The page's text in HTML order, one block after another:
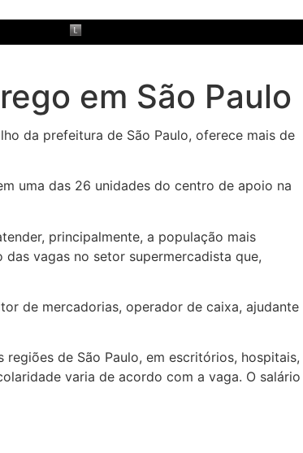
em São Paulo
da prefeitura de São Paulo, oferece mais de
uma das 26 unidades do centro de apoio na
principalmente, a população mais
das vagas no setor supermercadista que,
de mercadorias, operador de caixa, ajudante
de São Paulo, em escritórios, hospitais,
varia de acordo com a vaga. O salário